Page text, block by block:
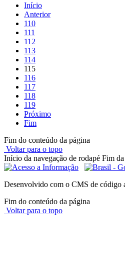
Início
Anterior
110
111
112
113
114
115
116
117
118
119
Próximo
Fim
Fim do conteúdo da página
Voltar para o topo
Início da navegação de rodapé Fim da
Desenvolvido com o CMS de código
Fim do conteúdo da página
Voltar para o topo